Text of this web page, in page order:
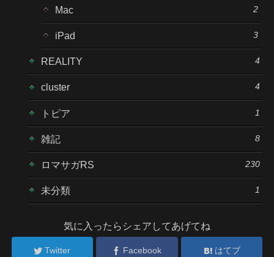
Mac 2
iPad 3
REALITY 4
cluster 4
トピア 1
雑記 8
ロマサガRS 230
未分類 1
気に入ったらシェアしてあげてね
Twitter Facebook はてブ